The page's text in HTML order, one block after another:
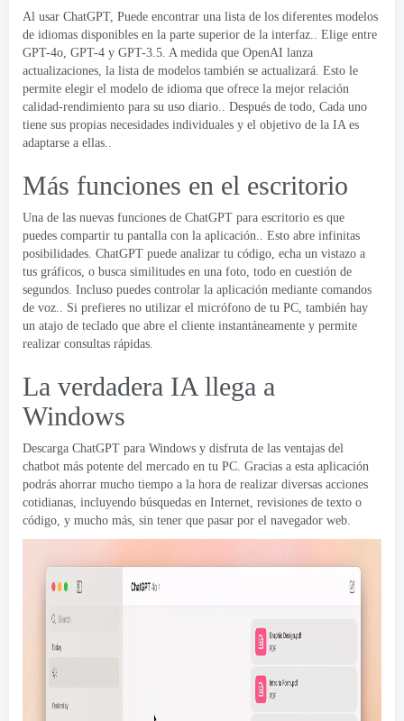
Al usar ChatGPT, Puede encontrar una lista de los diferentes modelos
de idiomas disponibles en la parte superior de la interfaz.. Elige entre
GPT-4o, GPT-4 y GPT-3.5. A medida que OpenAI lanza
actualizaciones, la lista de modelos también se actualizará. Esto le
permite elegir el modelo de idioma que ofrece la mejor relación
calidad-rendimiento para su uso diario.. Después de todo, Cada uno
tiene sus propias necesidades individuales y el objetivo de la IA es
adaptarse a ellas..
Más funciones en el escritorio
Una de las nuevas funciones de ChatGPT para escritorio es que
puedes compartir tu pantalla con la aplicación.. Esto abre infinitas
posibilidades. ChatGPT puede analizar tu código, echa un vistazo a
tus gráficos, o busca similitudes en una foto, todo en cuestión de
segundos. Incluso puedes controlar la aplicación mediante comandos
de voz.. Si prefieres no utilizar el micrófono de tu PC, también hay
un atajo de teclado que abre el cliente instantáneamente y permite
realizar consultas rápidas.
La verdadera IA llega a
Windows
Descarga ChatGPT para Windows y disfruta de las ventajas del
chatbot más potente del mercado en tu PC. Gracias a esta aplicación
podrás ahorrar mucho tiempo a la hora de realizar diversas acciones
cotidianas, incluyendo búsquedas en Internet, revisiones de texto o
código, y mucho más, sin tener que pasar por el navegador web.